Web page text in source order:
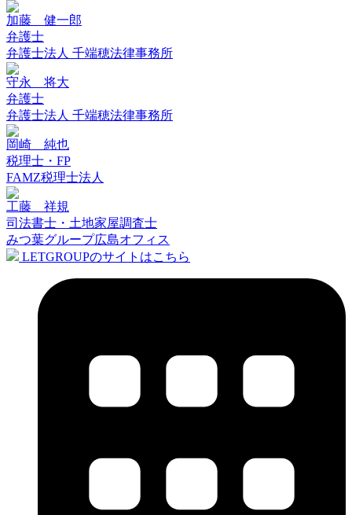
加藤 健一郎
弁護士
弁護士法人 千端穂法律事務所
守永 将大
弁護士
弁護士法人 千端穂法律事務所
岡崎 純也
税理士・FP
FAMZ税理士法人
工藤 祥規
司法書士・土地家屋調査士
みつ葉グループ広島オフィス
LETGROUPのサイトはこちら